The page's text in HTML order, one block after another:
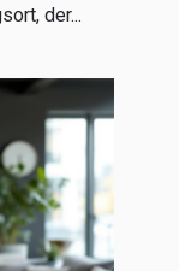
der...